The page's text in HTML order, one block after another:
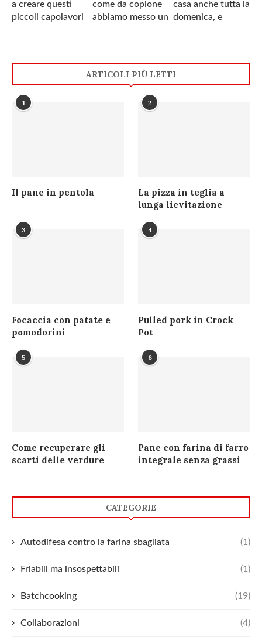
ARTICOLI PIÙ LETTI
1
Il pane in pentola
2
La pizza in teglia a
lunga lievitazione
3
Focaccia con patate e
pomodorini
4
Pulled pork in Crock
Pot
5
Come recuperare gli
scarti delle verdure
6
Pane con farina di farro
integrale senza grassi
CATEGORIE
Autodifesa contro la farina sbagliata (1)
Friabili ma insospettabili (1)
Batchcooking (19)
Collaborazioni (4)